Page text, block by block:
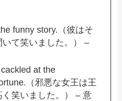
funny story.（彼はそ
て笑いました。） –
at the
（邪悪な女王は王
笑いました。） – 意